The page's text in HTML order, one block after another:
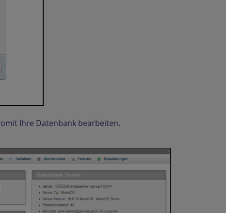
Ihre Datenbank bearbeiten.